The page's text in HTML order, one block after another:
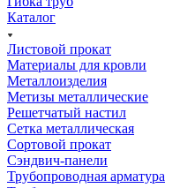
Каталог
Листовой прокат
Материалы для кровли
Металлоизделия
Метизы металлические
Решетчатый настил
Сетка металлическая
Сортовой прокат
Сэндвич-панели
Трубопроводная арматура